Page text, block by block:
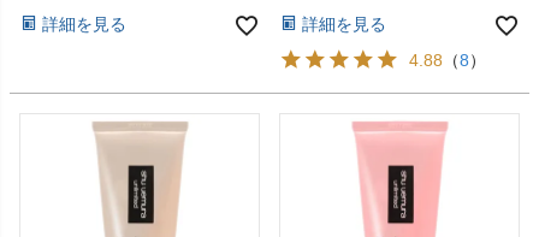
詳細を見る
詳細を見る
4.88 （8）